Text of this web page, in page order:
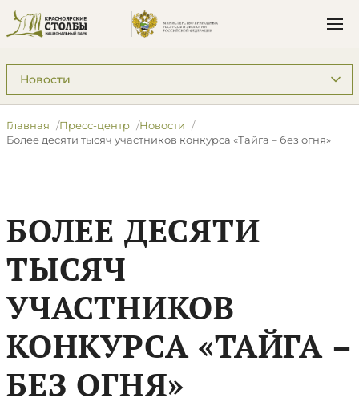
Подразделы: Пресс-центр
Главная Пресс-центр
Новости
​Более десяти тысяч участников конкурса «Тайга – без огня»
​БОЛЕЕ ДЕСЯТИ
ТЫСЯЧ
УЧАСТНИКОВ
КОНКУРСА «ТАЙГА –
БЕЗ ОГНЯ»